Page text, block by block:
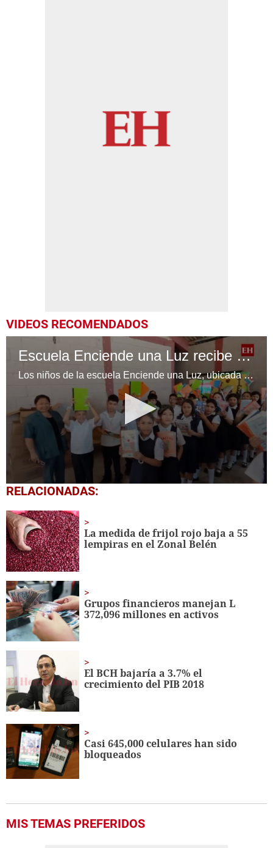
VIDEOS RECOMENDADOS
Escuela Enciende una Luz recibe cuadernos Quick, gracias a la Maratón del Saber
Los niños de la escuela Enciende una Luz, ubicada en la colonia Altos de Santa Rosa, al sur de Tegucigalpa, recibieron cuadernos Quick como parte de la Campaña Maratón del Saber.
0
seconds
1
minute,
56
seconds
RELACIONADAS:
La medida de frijol rojo baja a 55
lempiras en el Zonal Belén
Grupos financieros manejan L
372,096 millones en activos
El BCH bajaría a 3.7% el
crecimiento del PIB 2018
Casi 645,000 celulares han sido
bloqueados
MIS TEMAS PREFERIDOS